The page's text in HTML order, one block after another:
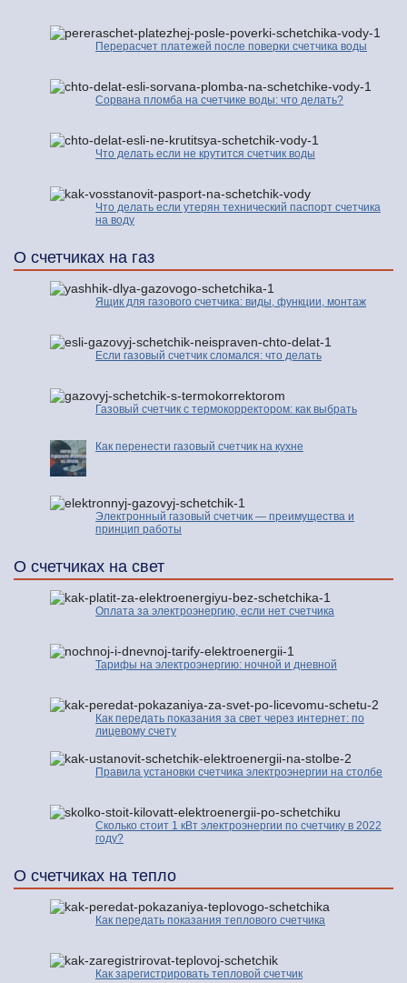
Перерасчет платежей после поверки счетчика воды
Сорвана пломба на счетчике воды: что делать?
Что делать если не крутится счетчик воды
Что делать если утерян технический паспорт счетчика
на воду
О счетчиках на газ
Ящик для газового счетчика: виды, функции, монтаж
Если газовый счетчик сломался: что делать
Газовый счетчик с термокорректором: как выбрать
Как перенести газовый счетчик на кухне
Электронный газовый счетчик — преимущества и
принцип работы
О счетчиках на свет
Оплата за электроэнергию, если нет счетчика
Тарифы на электроэнергию: ночной и дневной
Как передать показания за свет через интернет: по
лицевому счету
Правила установки счетчика электроэнергии на столбе
Сколько стоит 1 кВт электроэнергии по счетчику в 2022
году?
О счетчиках на тепло
Как передать показания теплового счетчика
Как зарегистрировать тепловой счетчик